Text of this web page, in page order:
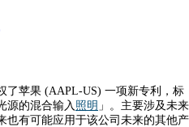
了苹果 (AAPL-US) 一项新专利，标
源的混合输入 照明 」。主要涉及未来
也有可能应用于该公司未来的其他产